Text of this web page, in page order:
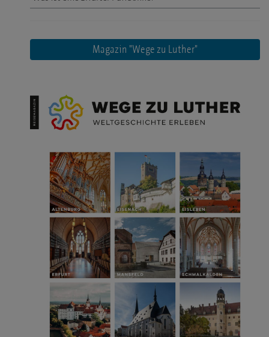
Magazin "Wege zu Luther"